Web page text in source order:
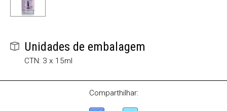
Unidades de embalagem
CTN: 3 x 15ml
Comparthilhar: